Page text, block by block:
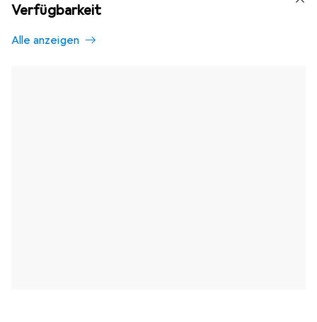
Verfügbarkeit
Alle anzeigen